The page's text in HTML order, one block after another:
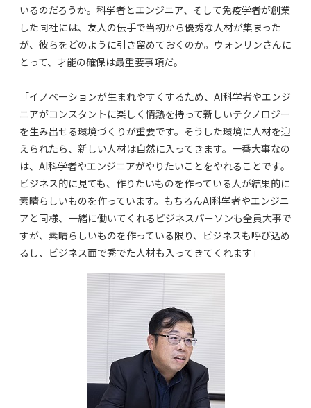
いるのだろうか。科学者とエンジニア、そして免疫学者が創業
した同社には、友人の伝手で当初から優秀な人材が集まった
が、彼らをどのように引き留めておくのか。ウォンリンさんに
とって、才能の確保は最重要事項だ。
「イノベーションが生まれやすくするため、AI科学者やエンジ
ニアがコンスタントに楽しく情熱を持って新しいテクノロジー
を生み出せる環境づくりが重要です。そうした環境に人材を迎
えられたら、新しい人材は自然に入ってきます。一番大事なの
は、AI科学者やエンジニアがやりたいことをやれることです。
ビジネス的に見ても、作りたいものを作っている人が結果的に
素晴らしいものを作っています。もちろんAI科学者やエンジニ
アと同様、一緒に働いてくれるビジネスパーソンも全員大事で
すが、素晴らしいものを作っている限り、ビジネスも呼び込め
るし、ビジネス面で秀でた人材も入ってきてくれます」